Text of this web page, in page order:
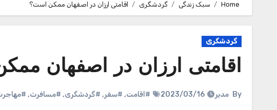
Home سبک زندگی گردشگری اقامتی ارزان در اصفهان ممکن است؟
گردشگری
اقامتی ارزان در اصفهان
By مدیر 2023/03/16 #اقامت, #سفر, #گردشگری, #مسافرت,